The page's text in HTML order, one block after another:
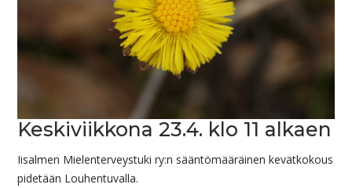
Keskiviikkona 23.4. klo 11 alkaen
Iisalmen Mielenterveystuki ry:n sääntömääräinen kevätkokous
pidetään Louhentuvalla.